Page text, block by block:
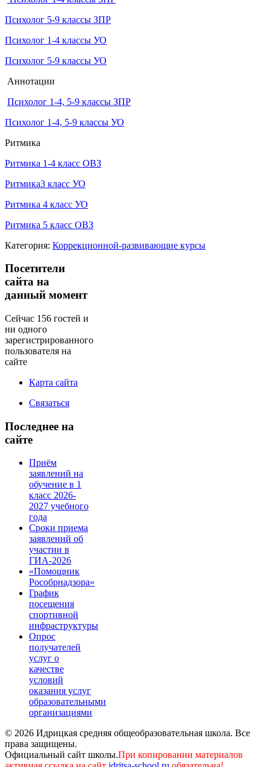
Психолог 5-9 классы ЗПР
Психолог 1-4 классы УО
Психолог 5-9 классы УО
Аннотации
Психолог 1-4, 5-9 классы ЗПР
Психолог 1-4, 5-9 классы УО
Ритмика
Ритмика 1-4 класс ОВЗ
Ритмика3 класс УО
Ритмика 4 класс УО
Ритмика 5 класс ОВЗ
Категория: Коррекционной-развивающие курсы
Посетители
сайта на
данный момент
Сейчас 156 гостей и
ни одного
зарегистрированного
пользователя на
сайте
Карта сайта
Связаться
Последнее на
сайте
Приём
заявлений на
обучение в 1
класс 2026-
2027 учебного
года
Сроки приема
заявлений об
участии в
ГИА-2026
«Помощник
Рособрнадзора»
График
посещения
спортивной
инфраструктуры
Опрос
получателей
услуг о
качестве
условий
оказания услуг
образовательными
организациями
© 2026 Идрицкая средняя общеобразовательная школа. Все
права защищены.
Официальный сайт школы.При копировании материалов